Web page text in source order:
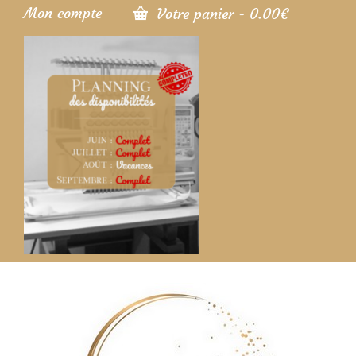
Mon compte Votre panier - 0.00€